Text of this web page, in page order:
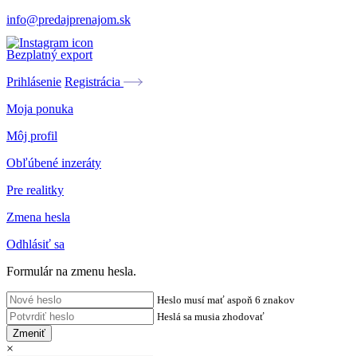
info@predajprenajom.sk
Bezplatný export
Prihlásenie Registrácia
Moja ponuka
Môj profil
Obľúbené inzeráty
Pre realitky
Zmena hesla
Odhlásiť sa
Formulár na zmenu hesla.
Heslo musí mať aspoň 6 znakov
Heslá sa musia zhodovať
Zmeniť
×